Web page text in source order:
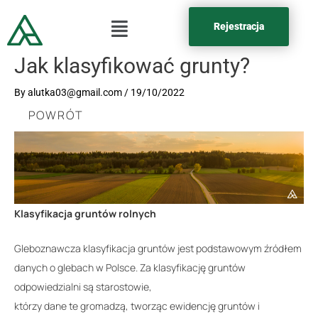
Rejestracja
Jak klasyfikować grunty?
Byalutka03@gmail.com / 19/10/2022
POWRÓT
Klasyfikacja gruntów rolnych
Gleboznawcza klasyfikacja gruntów jest podstawowym źródłem
danych o glebach w Polsce. Za klasyfikację gruntów
odpowiedzialni są starostowie,
którzy dane te gromadzą, tworząc ewidencję gruntów i